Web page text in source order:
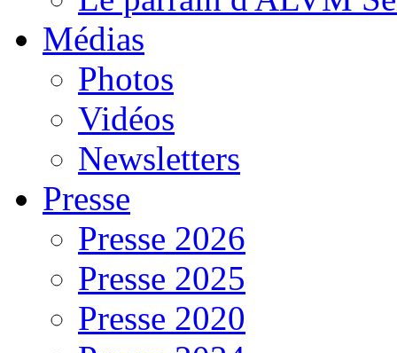
Médias
Photos
Vidéos
Newsletters
Presse
Presse 2026
Presse 2025
Presse 2020